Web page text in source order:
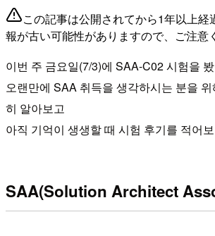
この記事は公開されてから1年以上経
報が古い可能性がありますので、ご注意
이번 주 금요일(7/3)에 SAA-C02 시험을
오랜만에 SAA 취득을 생각하시는 분을
히 알아보고
아직 기억이 생생할 때 시험 후기를 적어
SAA(Solution Architect